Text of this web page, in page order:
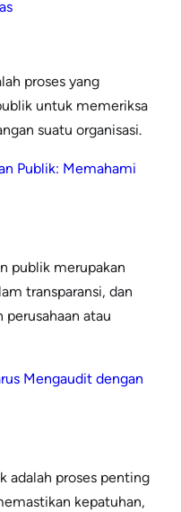
proses yang
untuk memeriksa
suatu organisasi.
Publik: Memahami
publik merupakan
transparansi, dan
perusahaan atau
Mengaudit dengan
adalah proses penting
kepatuhan,